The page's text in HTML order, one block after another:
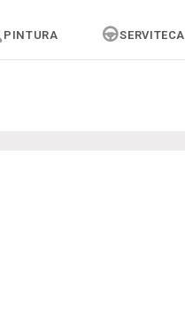
PINTURA SERVITECA